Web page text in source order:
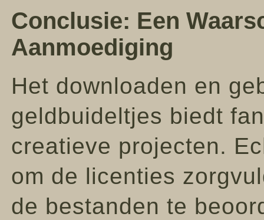
Conclusie: Een
Aanmoediging
Het downloaden en
geldbuideltjes biedt
creatieve projecten.
om de licenties
de bestanden te